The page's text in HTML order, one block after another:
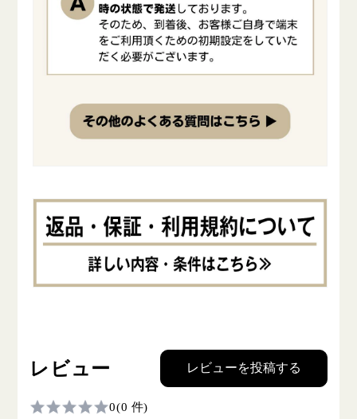
レビュー レビューを投稿する
0(0 件)